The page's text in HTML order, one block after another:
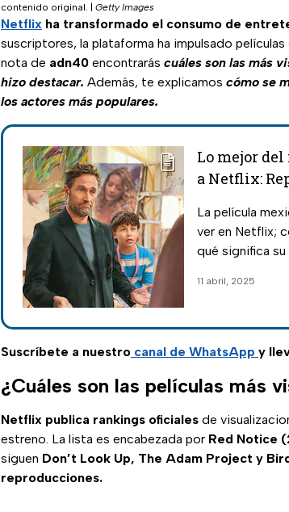
contenido original.
Getty Images
Netflix ha transformado el consumo de
suscriptores, la plataforma ha impulsado
nota de adn40 encontrarás cuáles son las más
hizo destacar. Además, te explicamos cómo se
los actores más populares.
Lo mejor
a Netflix:
La película
ver en Netflix;
qué significa su
11 abril, 2025
Suscríbete a nuestro canal de WhatsApp y
¿Cuáles son las películas más
Netflix publica rankings oficiales de
estreno. La lista es encabezada por Red Notice
siguen Don’t Look Up, The Adam Project y
reproducciones.